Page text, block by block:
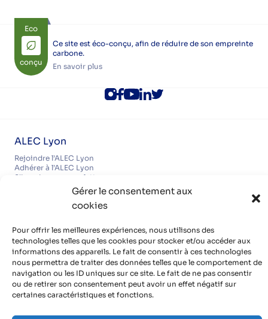
Gérer le consentement aux
cookies
Pour offrir les meilleures expériences, nous utilisons des
technologies telles que les cookies pour stocker et/ou accéder aux
informations des appareils. Le fait de consentir à ces technologies
nous permettra de traiter des données telles que le comportement de
navigation ou les ID uniques sur ce site. Le fait de ne pas consentir
ou de retirer son consentement peut avoir un effet négatif sur
certaines caractéristiques et fonctions.
Eco
conçu
Ce site est éco-conçu, afin de réduire de son empreinte
carbone.
En savoir plus
ALEC Lyon
Rejoindre l’ALEC Lyon
Adhérer à l’ALEC Lyon
S’inscrire aux newsletters
Politique de cookies (UE)
Infos pratiques
Mentions légales
Politique de confidentialité
Contact
Organisme de formation certifié QUALIOPI